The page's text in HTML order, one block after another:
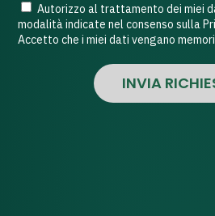
Autorizzo al trattamento dei miei
modalità indicate nel consenso sulla
Accetto che i miei dati vengano
INVIA